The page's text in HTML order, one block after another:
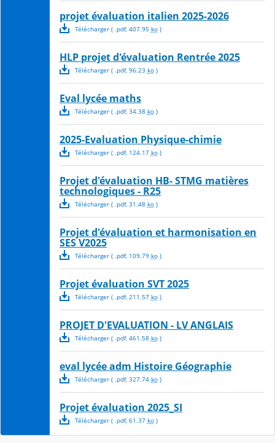
projet évaluation italien 2025-2026
Télécharger( .pdf, 407.95 ko)
HLP projet d'évaluation Rentrée 2025
Télécharger( .pdf, 96.23 ko)
Eval lycée maths
Télécharger( .pdf, 34.38 ko)
2025-Evaluation Physique-chimie
Télécharger( .pdf, 124.17 ko)
Projet d'évaluation HB- STMG matières
technologiques - R25
Télécharger( .pdf, 31.48 ko)
Projet d'évaluation et harmonisation en
SES V2025
Télécharger( .pdf, 109.79 ko)
Projet évaluation SVT 2025
Télécharger( .pdf, 211.57 ko)
PROJET D'EVALUATION - LV ANGLAIS
Télécharger( .pdf, 461.58 ko)
eval lycée adm Histoire Géographie
Télécharger( .pdf, 327.74 ko)
Projet évaluation 2025_SI
Télécharger( .pdf, 61.37 ko)